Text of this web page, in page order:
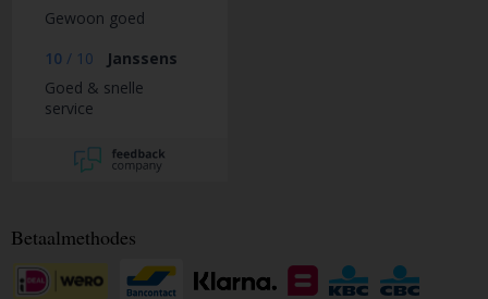
Gewoon goed
10 / 10
Janssens
Goed & snelle
service
Betaalmethodes